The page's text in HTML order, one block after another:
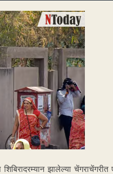
झालेल्या चेंगराचेंगरीत